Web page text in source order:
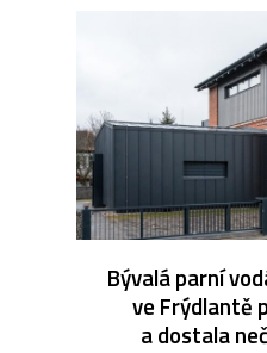
Bývalá parní
ve Frýdlantě
a dostala